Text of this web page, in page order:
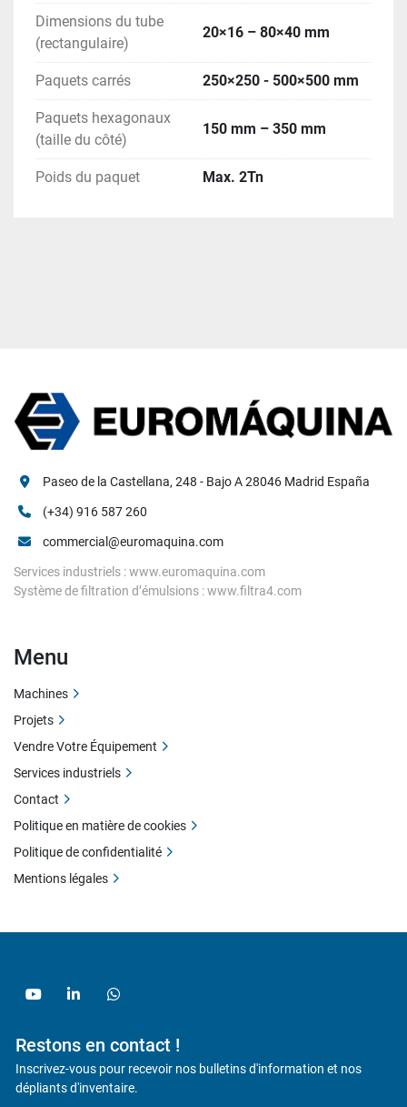
Dimensions du tube
(rectangulaire)
20×16 – 80×40 mm
Paquets carrés 250×250 - 500×500 mm
Paquets hexagonaux
(taille du côté)
150 mm – 350 mm
Poids du paquet Max. 2Tn
youtubelinkedinwhatsapp
Restons en contact !
Inscrivez-vous pour recevoir nos bulletins d'information et nos
dépliants d'inventaire.
Paseo de la Castellana, 248 - Bajo A 28046 Madrid España
(+34) 916 587 260
commercial@euromaquina.com
Services industriels : www.euromaquina.com
Système de filtration d’émulsions : www.filtra4.com
Menu
Machines
Projets
Vendre Votre Équipement
Services industriels
Contact
Politique en matière de cookies
Politique de confidentialité
Mentions légales